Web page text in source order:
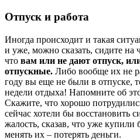
Отпуск и работа
Иногда происходит и такая
и уже, можно сказать, сидите на
что вам или не дают отпуск,
отпускные. Либо вообще их не
году вы еще не были в отпуске,
недели отдыха! Напомните об
Скажите, что хорошо
сейчас хотели бы восстановить
жалость, сказав, что уже
менять их – потерять деньги.